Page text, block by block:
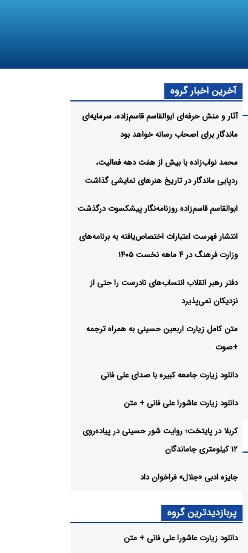
آخرین اخبار گروه
آثار و منش حرفه‌ای ابوالقاسم قاسم‌زاده، سرمایه‌ای
ماندگار برای اصحاب رسانه خواهد بود
محمد نواب‌زاده با بیش از هفت دهه فعالیت،
ردپایی ماندگار در تاریخ هنرهای نمایشی گذاشت
ابوالقاسم قاسم‌زاده روزنامه‌نگار پیشکسوت درگذشت
انتشار فهرست اعتبارات اختصاص‌یافته به برنامه‌های
وزارت فرهنگ در ۴ ماهه نخست ۱۴۰۵
دفتر رهبر انقلاب انتساب‌های نادرست را حتی از
نزدیکان نمی‌پذیرد
متن کامل زیارت اربعین حسینی به همراه ترجمه
+صوت
دانلود زیارت جامعه کبیره با صدای علی فانی
دانلود زیارت عاشورا علی فانی + متن
کربلا در پایتخت؛ روایت شور حسینی در پیاده‌روی
۱۲ کیلومتری جاماندگان
جایزه ادبی «جلال» فراخوان داد
پربازدیدترین گروه
دانلود زیارت عاشورا علی فانی + متن